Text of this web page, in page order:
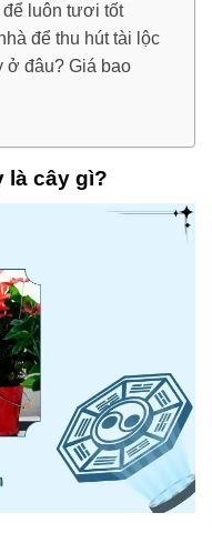
để luôn tươi tốt
để thu hút tài lộc
ở đâu? Giá bao
là cây gì?